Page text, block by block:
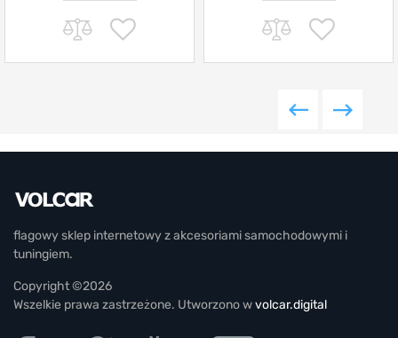
flagowy sklep internetowy z akcesoriami samochodowymi i
tuningiem.
Copyright ©2026
Wszelkie prawa zastrzeżone. Utworzono wvolcar.digital